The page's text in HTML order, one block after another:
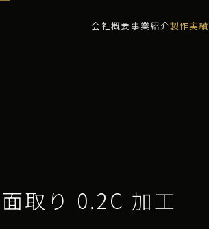
会社概要事業紹介製作実績
取り 0.2C 加工